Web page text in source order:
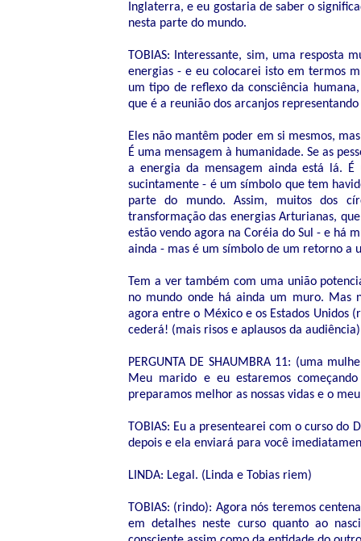
Inglaterra, e eu gostaria de saber o
nesta parte do mundo.
TOBIAS: Interessante, sim, uma resposta
energias - e eu colocarei isto em termos
um tipo de reflexo da consciência
que é a reunião dos arcanjos
Eles não mantêm poder em si mesmos,
É uma mensagem à humanidade. Se as
a energia da mensagem ainda está lá.
sucintamente - é um símbolo que tem
parte do mundo. Assim, muitos dos
transformação das energias Arturianas,
estão vendo agora na Coréia do Sul - e há
ainda - mas é um símbolo de um retorno a
Tem a ver também com uma união
no mundo onde há ainda um muro. Mas
agora entre o México e os Estados Unidos
cederá! (mais risos e aplausos da audiência)
PERGUNTA DE SHAUMBRA 11: (uma
Meu marido e eu estaremos
preparamos melhor as nossas vidas e o
TOBIAS: Eu a presentearei com o curso do
depois e ela enviará para você
LINDA: Legal. (Linda e Tobias riem)
TOBIAS: (rindo): Agora nós teremos
em detalhes neste curso quanto ao